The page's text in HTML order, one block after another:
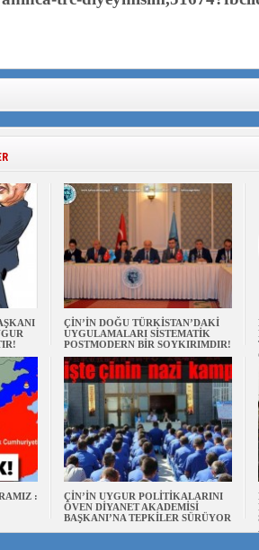
ÇİN’İN DOĞU TÜRKİSTAN’DAKİ
UYGULAMALARI SİSTEMATİK
POSTMODERN BİR SOYKIRIMDIR!
:
ÇİN’İN UYGUR POLİTİKALARINI
ÖVEN DİYANET AKADEMİSİ
BAŞKANI’NA TEPKİLER SÜRÜYOR